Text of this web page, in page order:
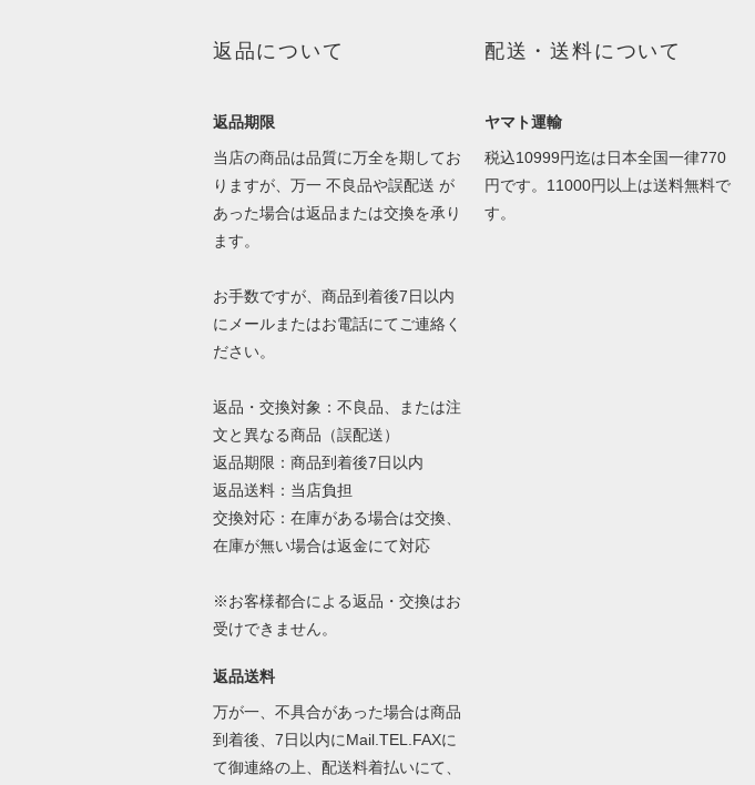
返品について
返品期限
当店の商品は品質に万全を期してお
りますが、万一 不良品や誤配送 が
あった場合は返品または交換を承り
ます。
お手数ですが、商品到着後7日以内
にメールまたはお電話にてご連絡く
ださい。
返品・交換対象：不良品、または注
文と異なる商品（誤配送）
返品期限：商品到着後7日以内
返品送料：当店負担
交換対応：在庫がある場合は交換、
在庫が無い場合は返金にて対応
※お客様都合による返品・交換はお
受けできません。
返品送料
万が一、不具合があった場合は商品
到着後、7日以内にMail.TEL.FAXに
て御連絡の上、配送料着払いにて、
配送・送料について
ヤマト運輸
税込10999円迄は日本全国一律770
円です。11000円以上は送料無料で
す。